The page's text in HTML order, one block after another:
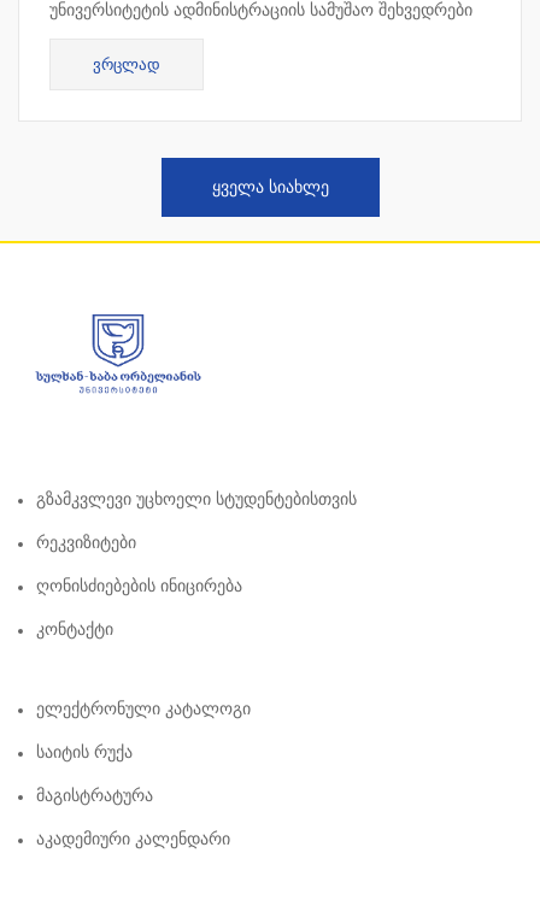
უნივერსიტეტის ადმინისტრაციის სამუშაო შეხვედრები
ჩატარდა კვიპროსში, ლარნაკაში. სამუშაო შეხვედრის
ფარგლებ...
ᲕᲠᲪᲚᲐᲓ
ᲧᲕᲔᲚᲐ ᲡᲘᲐᲮᲚᲔ
Გზამკვლევი Უცხოელი Სტუდენტებისთვის
Რეკვიზიტები
Ღონისძიებების Ინიცირება
Კონტაქტი
Ელექტრონული Კატალოგი
Საიტის Რუქა
Მაგისტრატურა
Აკადემიური Კალენდარი